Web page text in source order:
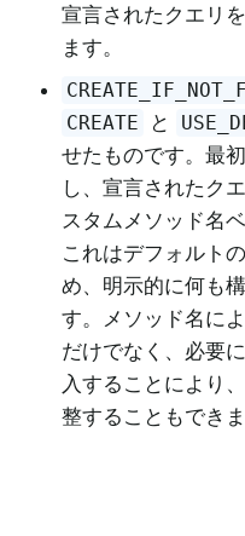
宣言されたクエリ
ます。
CREATE と
せたものです。最
し、宣言されたク
スタムメソッド名
これはデフォルト
め、明示的に何も
す。メソッド名に
だけでなく、必要
入することにより
整することもできま